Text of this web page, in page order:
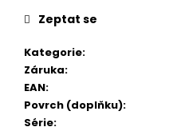
Kategorie:
Záruka:
EAN:
Povrch (doplňku):
Série:
Zeptat se